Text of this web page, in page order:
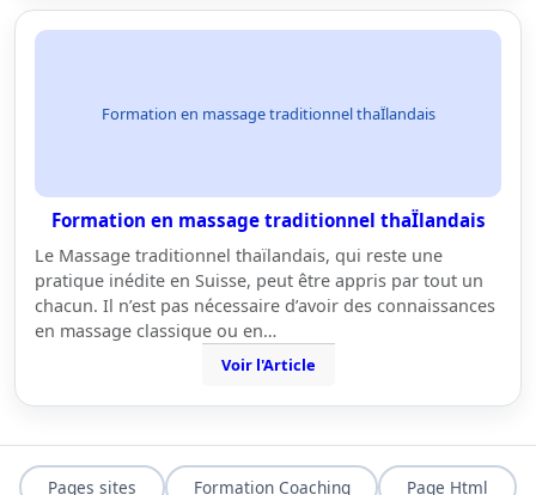
Formation en massage traditionnel thaÏlandais
Formation en massage traditionnel thaÏlandais
Le Massage traditionnel thaïlandais, qui reste une
pratique inédite en Suisse, peut être appris par tout un
chacun. Il n’est pas nécessaire d’avoir des connaissances
en massage classique ou en…
Voir l'Article
Pages sites Formation Coaching Page Html